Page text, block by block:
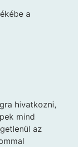
a
hivatkozni,
mind
az